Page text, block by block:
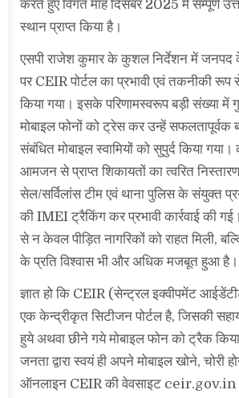
करते हुए विगत माह दिसंबर 2025 में सम्पूर्ण
स्थान प्राप्त किया है।
एसपी राजेश कुमार के कुशल निर्देशन में जनपद
पर CEIR पोर्टल का प्रभावी एवं तकनीकी
किया गया। इसके परिणामस्वरूप बड़ी संख्या में
मोबाइल फोनों को ट्रेस कर उन्हें सफलतापूर्वक
संबंधित मोबाइल स्वामियों को सुपुर्द किया गया।
आमजन से प्राप्त शिकायतों का त्वरित
सेल/सर्विलांस टीम एवं थाना पुलिस के संयुक्त
की IMEI ट्रैकिंग कर प्रभावी कार्रवाई की
से न केवल पीड़ित नागरिकों को राहत मिली,
के प्रति विश्वास भी और अधिक मजबूत हुआ है।
ज्ञात हो कि CEIR (सेन्ट्रल इक्वीपमेंट
एक केन्द्रीकृत सिटीजन पोर्टल है, जिसकी
हुये अथवा छीने गये मोबाइल फोन को ट्रैक
जनता द्वारा स्वयं ही अपने मोबाइल खोने, चोरी
ऑनलाइन CEIR की वेवसाइट ceir.gov.in